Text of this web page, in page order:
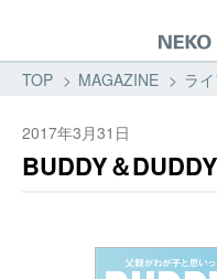
TOP MAGAZINE ラ
2017年3月31日
BUDDY＆DUDDY